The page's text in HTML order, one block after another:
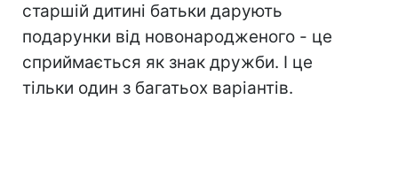
старшій дитині батьки дарують
подарунки від новонародженого - це
сприймається як знак дружби. І це
тільки один з багатьох варіантів.